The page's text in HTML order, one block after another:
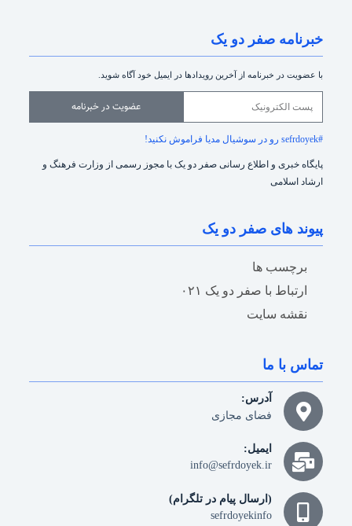
خبرنامه صفر دو یک
با عضویت در خبرنامه از آخرین رویدادها در ایمیل خود آگاه شوید.
عضویت در خبرنامه
#sefrdoyek رو در سوشیال مدیا فراموش نکنید!
پایگاه خبری و اطلاع رسانی صفر دو یک با مجوز رسمی از وزارت فرهنگ و
ارشاد اسلامی
پیوند های صفر دو یک
برچسب ها
ارتباط با صفر دو یک ۰۲۱
نقشه سایت
تماس با ما
آدرس:
فضای مجازی
ایمیل:
info@sefrdoyek.ir
(ارسال پیام در تلگرام)
sefrdoyekinfo